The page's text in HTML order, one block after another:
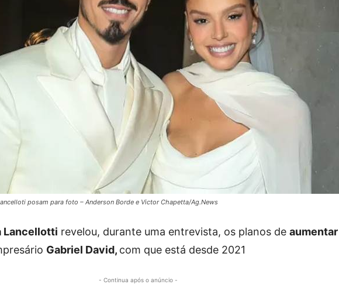
posam para foto – Anderson Borde e Victor Chapetta/Ag.News
Lancellotti revelou, durante uma entrevista, os planos de aumentar
Gabriel David, com que está desde 2021
- Continua após o anúncio -